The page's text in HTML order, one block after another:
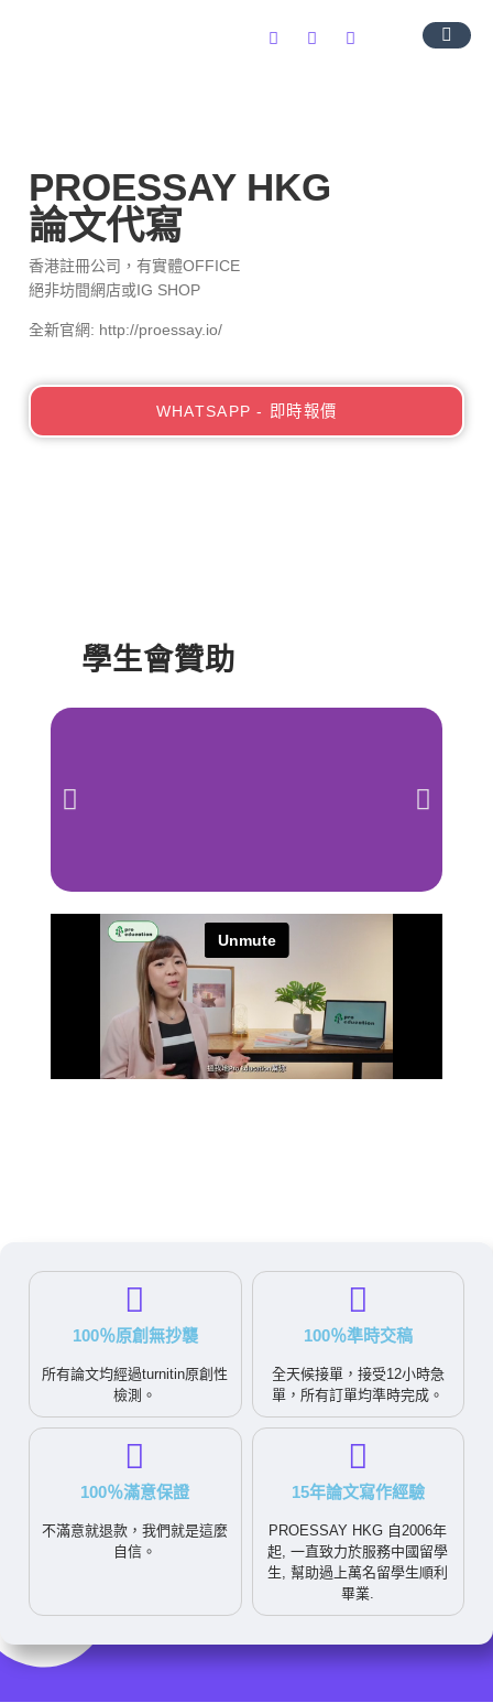
PROESSAY HKG
論文代寫
香港註冊公司，有實體OFFICE
絕非坊間網店或IG SHOP
全新官網: http://proessay.io/
WHATSAPP - 即時報價
學生會贊助
100％原創無抄襲
所有論文均經過turnitin原創性
檢測。
100％準時交稿
全天候接單，接受12小時急
單，所有訂單均準時完成。
100％滿意保證
不滿意就退款，我們就是這麼
自信。
15年論文寫作經驗
PROESSAY HKG 自2006年
起, 一直致力於服務中國留學
生, 幫助過上萬名留學生順利
畢業.